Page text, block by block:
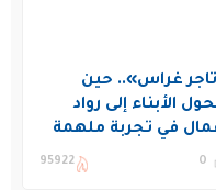
غراس».. حين
الأبناء إلى رواد
في تجربة ملهمة
غراس الصيفي
0
95922